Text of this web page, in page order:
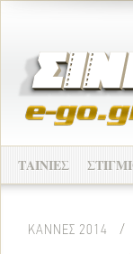
ΤΑΙΝΙΕΣ
ΚΑΝΝΕΣ 2014 /